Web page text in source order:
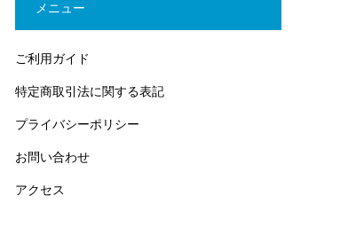
メニュー
ご利用ガイド
特定商取引法に関する表記
プライバシーポリシー
お問い合わせ
アクセス